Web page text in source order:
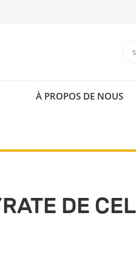
À PROPOS DE NOUS
DE